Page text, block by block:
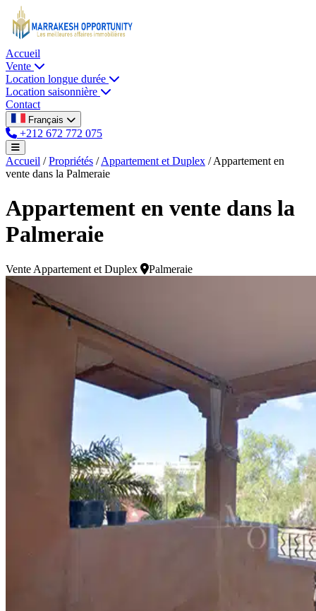
Accueil
Vente
Location longue durée
Location saisonnière
Contact
Français
+212 672 772 075
Accueil / Propriétés / Appartement et Duplex / Appartement en
vente dans la Palmeraie
Appartement en vente dans la
Palmeraie
Vente Appartement et Duplex Palmeraie